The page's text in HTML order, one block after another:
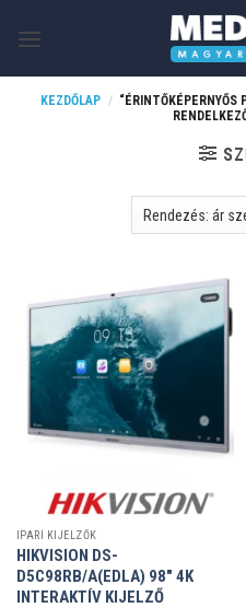
KEZDŐLAP / “ÉRINTŐKÉPERNYŐS
IPARI KIJELZŐK
HIKVISION DS-
D5C98RB/A(EDLA) 98″ 4K
INTERAKTÍV KIJELZŐ